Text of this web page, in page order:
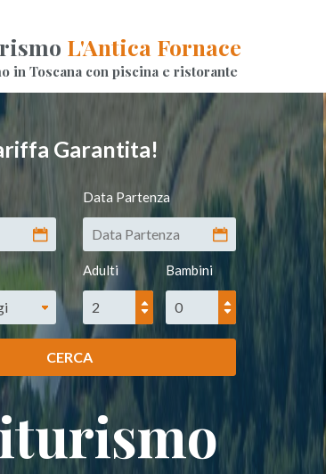
L'Antica Fornace
in Toscana con piscina e ristorante
Garantita!
Data Partenza
Adulti Bambini